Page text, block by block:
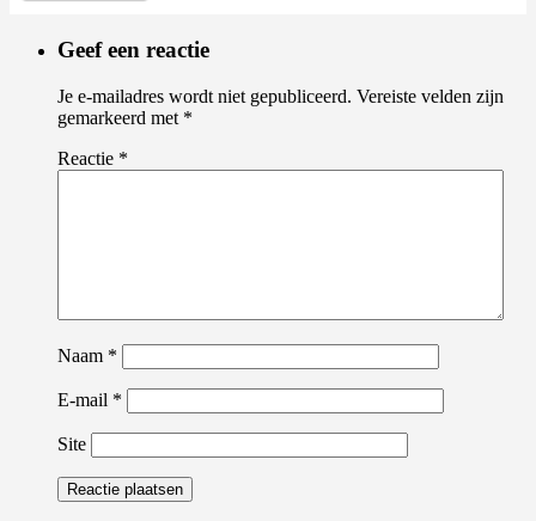
Geef een reactie
Je e-mailadres wordt niet gepubliceerd. Vereiste velden zijn
gemarkeerd met *
Reactie *
Naam *
E-mail *
Site